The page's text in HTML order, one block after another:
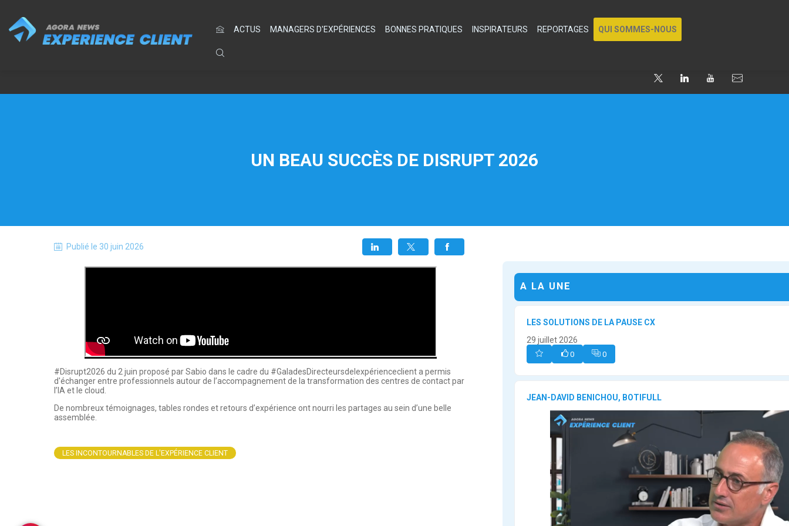
ACTUS MANAGERS D'EXPÉRIENCES BONNES PRATIQUES INSPIRATEURS REPORTAGES QUI SOMMES-NOUS
UN BEAU SUCCÈS DE DISRUPT 2026
Publié le 30 juin 2026
#Disrupt2026 du 2 juin proposé par Sabio dans le cadre du #GaladesDirecteursdelexpérienceclient a permis
d'échanger entre professionnels autour de l’accompagnement de la transformation des centres de contact par
l’IA et le cloud.
De nombreux témoignages, tables rondes et retours d’expérience ont nourri les partages au sein d’une belle
assemblée.
LES INCONTOURNABLES DE L'EXPÉRIENCE CLIENT
A LA UNE
LES SOLUTIONS DE LA PAUSE CX
29 juillet 2026
0 0
JEAN-DAVID BENICHOU, BOTIFULL